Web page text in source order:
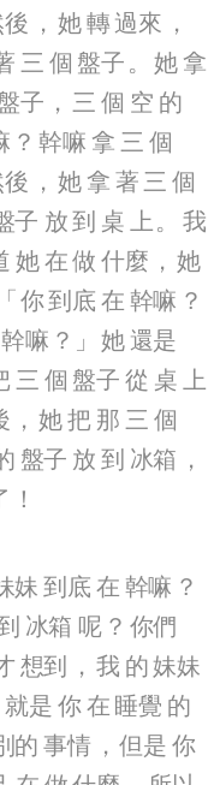
， 她轉過來 ，
三 個 盤子 。 她 拿
子 ， 三 個 空 的
？ 幹嘛 拿 三 個
， 她 拿 著三 個
子 放到 桌 上。
我
她在做 什麼 ， 她
你到底 在 幹嘛 ？
幹嘛 ？」 她 還是
三 個 盤子 從 桌 上
， 她把 那 三 個
盤子 放 到 冰箱 ，
！
妹 到底 在 幹嘛 ？
冰箱 呢 ？ 你們
想到 ， 我 的妹妹
就是 你在 睡覺 的
的 事情 ， 但是 你